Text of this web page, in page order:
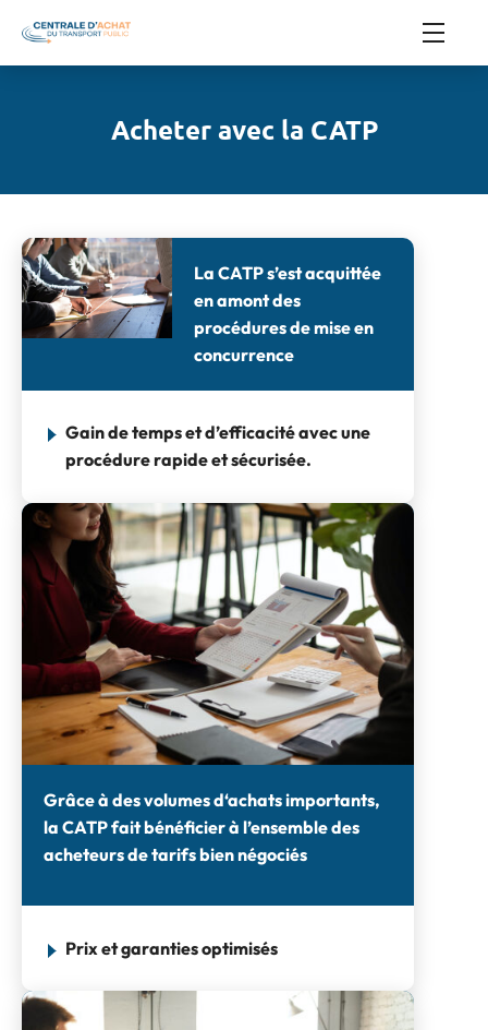
Acheter avec la CATP
La CATP s’est acquittée
en amont des
procédures de mise en
concurrence
Gain de temps et d’efficacité avec une
procédure rapide et sécurisée.
Grâce à des volumes d‘achats importants,
la CATP fait bénéficier à l’ensemble des
acheteurs de tarifs bien négociés
Prix et garanties optimisés